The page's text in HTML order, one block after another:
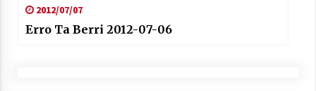
2012/07/07
Erro Ta Berri 2012-07-06